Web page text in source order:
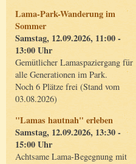
Lama-Park-Wanderung im
Sommer
Samstag, 12.09.2026, 11:00 -
13:00 Uhr
Gemütlicher Lamaspaziergang für
alle Generationen im Park.
Noch 6 Plätze frei (Stand vom
03.08.2026)
"Lamas hautnah" erleben
Samstag, 12.09.2026, 13:30 -
15:00 Uhr
Achtsame Lama-Begegnung mit